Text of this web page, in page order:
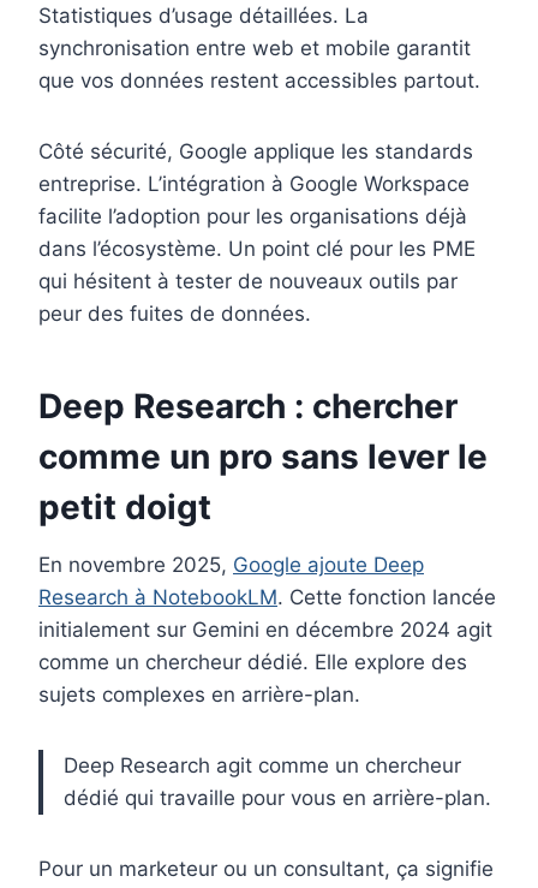
Statistiques d’usage détaillées. La
synchronisation entre web et mobile garantit
que vos données restent accessibles partout.
Côté sécurité, Google applique les standards
entreprise. L’intégration à Google Workspace
facilite l’adoption pour les organisations déjà
dans l’écosystème. Un point clé pour les PME
qui hésitent à tester de nouveaux outils par
peur des fuites de données.
Deep Research : chercher
comme un pro sans lever le
petit doigt
En novembre 2025, Google ajoute Deep
Research à NotebookLM. Cette fonction lancée
initialement sur Gemini en décembre 2024 agit
comme un chercheur dédié. Elle explore des
sujets complexes en arrière-plan.
Deep Research agit comme un chercheur
dédié qui travaille pour vous en arrière-plan.
Pour un marketeur ou un consultant, ça signifie